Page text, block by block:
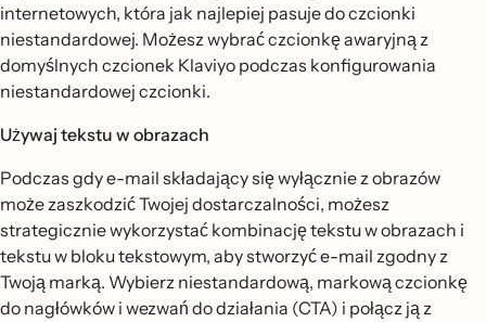
internetowych, która jak najlepiej pasuje do czcionki
niestandardowej. Możesz wybrać czcionkę awaryjną z
domyślnych czcionek Klaviyo podczas konfigurowania
niestandardowej czcionki.
Używaj tekstu w obrazach
Podczas gdy e-mail składający się wyłącznie z obrazów
może zaszkodzić Twojej dostarczalności, możesz
strategicznie wykorzystać kombinację tekstu w obrazach i
tekstu w bloku tekstowym, aby stworzyć e-mail zgodny z
Twoją marką. Wybierz niestandardową, markową czcionkę
do nagłówków i wezwań do działania (CTA) i połącz ją z